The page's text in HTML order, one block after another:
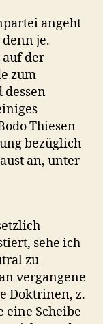
angeht
je.
auf der
zum
Thiesen
bezüglich
an, unter
sehe ich
zu
vergangene
Doktrinen, z.
eine Scheibe